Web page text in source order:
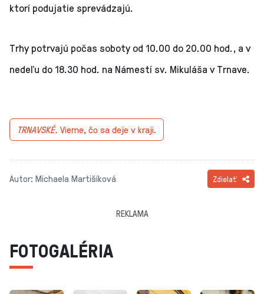
ktorí podujatie sprevádzajú.
Trhy potrvajú počas soboty od 10.00 do 20.00 hod., a v
nedeľu do 18.30 hod. na Námestí sv. Mikuláša v Trnave.
TRNAVSKÉ. Vieme, čo sa deje v kraji.
Autor: Michaela Martišíková Zdielať
REKLAMA
FOTOGALÉRIA